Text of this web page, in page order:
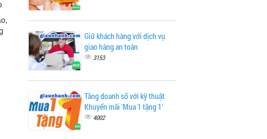
Giữ khách hàng với dịch vụ
giao hàng an toàn
3153
Tăng doanh số với kỹ thuật
Khuyến mãi 'Mua 1 tặng 1'
4002